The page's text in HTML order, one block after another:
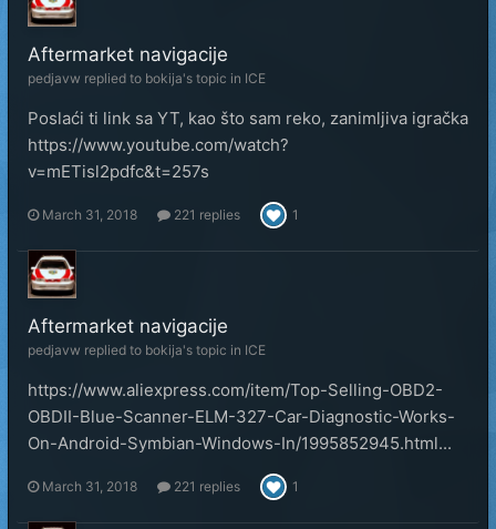
Aftermarket navigacije
pedjavw replied to bokija's topic in ICE
Poslaći ti link sa YT, kao što sam reko, zanimljiva igračka
https://www.youtube.com/watch?
v=mETisl2pdfc&t=257s
March 31, 2018 221 replies 1
Aftermarket navigacije
pedjavw replied to bokija's topic in ICE
https://www.aliexpress.com/item/Top-Selling-OBD2-
OBDII-Blue-Scanner-ELM-327-Car-Diagnostic-Works-
On-Android-Symbian-Windows-In/1995852945.html...
March 31, 2018 221 replies 1